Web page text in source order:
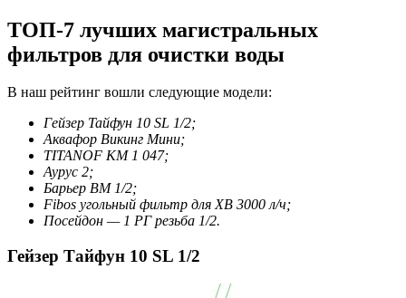
ТОП-7 лучших магистральных
фильтров для очистки воды
В наш рейтинг вошли следующие модели:
Гейзер Тайфун 10 SL 1/2;
Аквафор Викинг Мини;
TITANOF КМ 1 047;
Аурус 2;
Барьер BM 1/2;
Fibos угольный фильтр для ХВ 3000 л/ч;
Посейдон — 1 РГ резьба 1/2.
Гейзер Тайфун 10 SL 1/2